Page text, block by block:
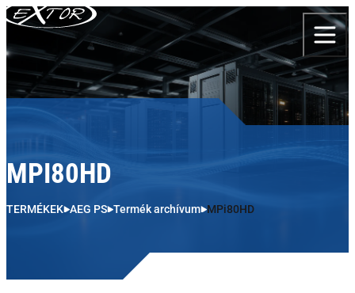
Skip to content
MPI80HD
TERMÉKEK AEG PS Termék archívum MPi80HD